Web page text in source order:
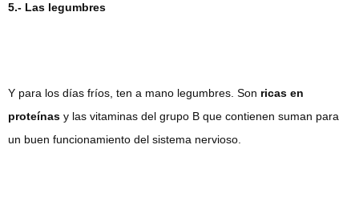
5.- Las legumbres
Y para los días fríos, ten a mano legumbres. Son ricas en
proteínas y las vitaminas del grupo B que contienen suman para
un buen funcionamiento del sistema nervioso.